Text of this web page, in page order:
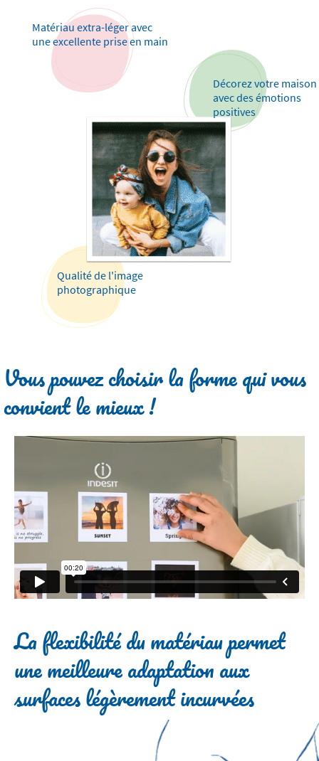
Décorez votre maison
avec des émotions
positives
Matériau extra-léger avec
une excellente prise en main
Qualité de l'image
photographique
Vous pouvez choisir la forme qui vous
convient le mieux !
La flexibilité du matériau permet
une meilleure adaptation aux
surfaces légèrement incurvées